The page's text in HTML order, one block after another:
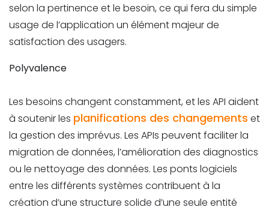
selon la pertinence et le besoin, ce qui fera du simple
usage de l’application un élément majeur de
satisfaction des usagers.
Polyvalence
Les besoins changent constamment, et les API aident
à soutenir les planifications des changements et
la gestion des imprévus. Les APIs peuvent faciliter la
migration de données, l’amélioration des diagnostics
ou le nettoyage des données. Les ponts logiciels
entre les différents systèmes contribuent à la
création d’une structure solide d’une seule entité